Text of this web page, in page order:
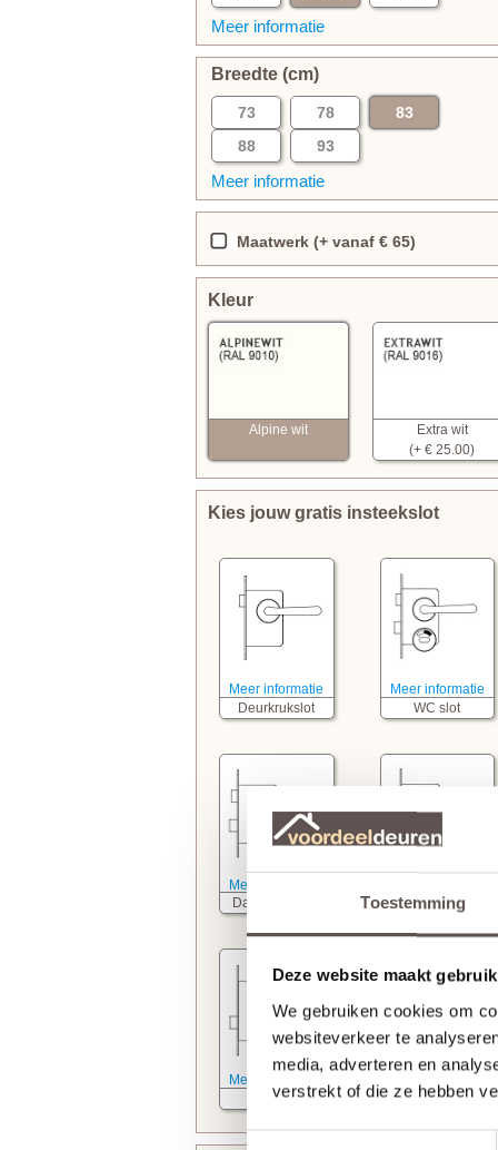
Toestemming
Deze website maakt
We gebruiken cookies om
websiteverkeer te
media, adverteren en
verstrekt of die ze hebben
Toestemmingsselectie
Meer informatie
Breedte (cm)
73 78
83
88
93
Meer informatie
Maatwerk (+ vanaf € 65)
Kleur
Alpine wit
Extra wit
(+ € 25.00)
Kies jouw gratis insteekslot
Meer informatie
Deurkrukslot
Meer informatie
WC slot
Meer informatie
Dag- nachtslot
Cilinderslot
Meer informatie
Kastslot